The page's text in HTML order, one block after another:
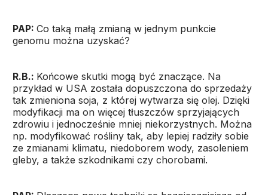
PAP: Co taką małą zmianą w jednym punkcie
genomu można uzyskać?
R.B.: Końcowe skutki mogą być znaczące. Na
przykład w USA została dopuszczona do sprzedaży
tak zmieniona soja, z której wytwarza się olej. Dzięki
modyfikacji ma on więcej tłuszczów sprzyjających
zdrowiu i jednocześnie mniej niekorzystnych. Można
np. modyfikować rośliny tak, aby lepiej radziły sobie
ze zmianami klimatu, niedoborem wody, zasoleniem
gleby, a także szkodnikami czy chorobami.